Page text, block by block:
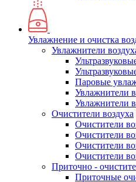
Увлажнение и очистка
Увлажнители
Паровые
Увлажнители
Увлажнители
Очистители воздуха
Очистители
Очистители
Очистители
Очистители
Приточно -
Приточные